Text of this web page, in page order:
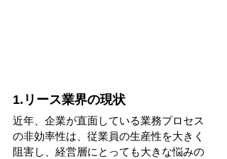
1.リース業界の現状
近年、企業が直面している業務プロセス
の非効率性は、従業員の生産性を大きく
阻害し、経営層にとっても大きな悩みの